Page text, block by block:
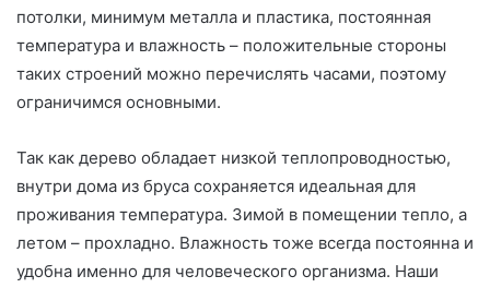
потолки, минимум металла и пластика, постоянная
температура и влажность – положительные стороны
таких строений можно перечислять часами, поэтому
ограничимся основными.
Так как дерево обладает низкой теплопроводностью,
внутри дома из бруса сохраняется идеальная для
проживания температура. Зимой в помещении тепло, а
летом – прохладно. Влажность тоже всегда постоянна и
удобна именно для человеческого организма. Наши